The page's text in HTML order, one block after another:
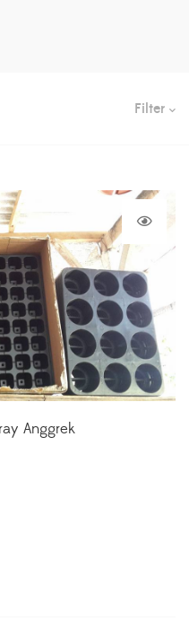
Filter
Anggrek